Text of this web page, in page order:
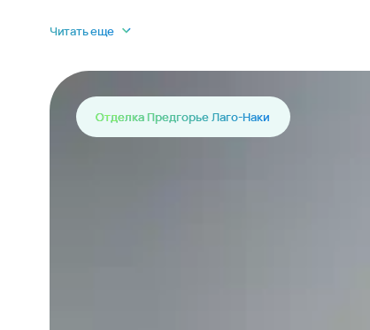
Читать еще
Отделка Предгорье Лаго-Наки